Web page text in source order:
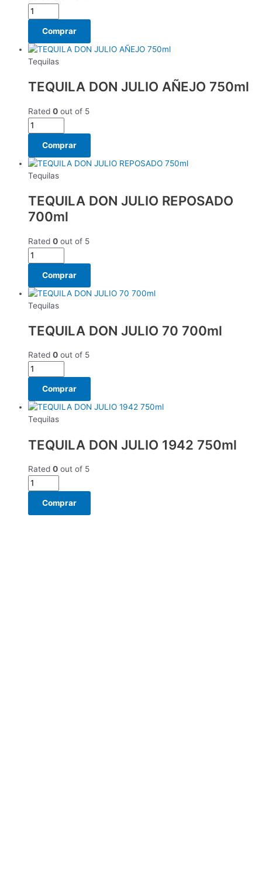
Comprar
Tequilas
TEQUILA DON JULIO AÑEJO 750ml
Rated 0 out of 5
Comprar
Tequilas
TEQUILA DON JULIO REPOSADO
700ml
Rated 0 out of 5
Comprar
Tequilas
TEQUILA DON JULIO 70 700ml
Rated 0 out of 5
Comprar
Tequilas
TEQUILA DON JULIO 1942 750ml
Rated 0 out of 5
Comprar